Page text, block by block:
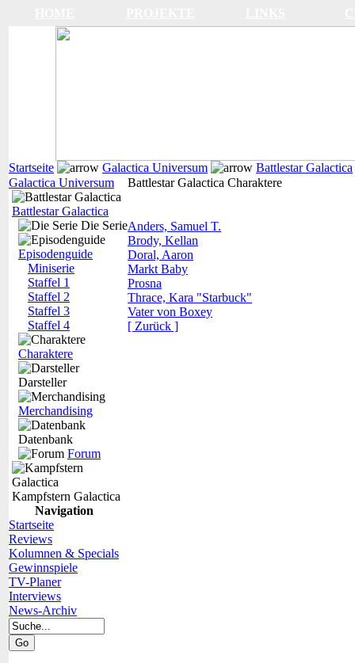
Startseite Galactica Universum
Battlestar Galactica
Galactica Universum
Battlestar Galactica
Die Serie
Episodenguide
Miniserie
Staffel 1
Staffel 2
Staffel 3
Staffel 4
Charaktere
Darsteller
Merchandising
Datenbank
Forum
Kampfstern Galactica
Navigation
Startseite
Reviews
Kolumnen & Specials
Gewinnspiele
TV-Planer
Interviews
News-Archiv
Battlestar Galactica Charaktere
Anders, Samuel T.
Brody, Kellan
Doral, Aaron
Markt Baby
Prosna
Thrace, Kara "Starbuck"
Vater von Boxey
[ Zurück ]